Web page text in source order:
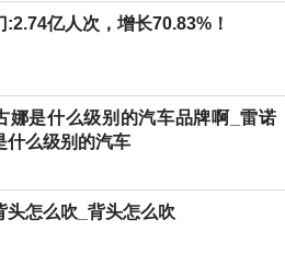
:2.74亿人次，增长70.83%！
娜是什么级别的汽车品牌啊_雷诺
什么级别的汽车
头怎么吹_背头怎么吹